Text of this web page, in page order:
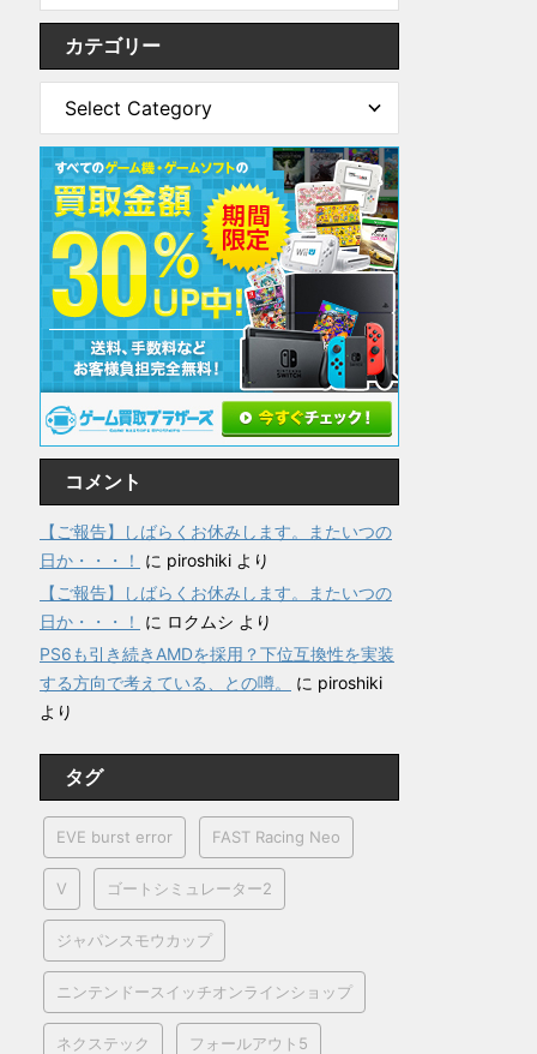
カテゴリー
コメント
【ご報告】しばらくお休みします。またいつの
日か・・・！
に piroshiki より
【ご報告】しばらくお休みします。またいつの
日か・・・！
に ロクムシ より
PS6も引き続きAMDを採用？下位互換性を実装
する方向で考えている、との噂。
に piroshiki
より
タグ
EVE burst error FAST Racing Neo
V ゴートシミュレーター2
ジャパンスモウカップ
ニンテンドースイッチオンラインショップ
ネクステック フォールアウト5